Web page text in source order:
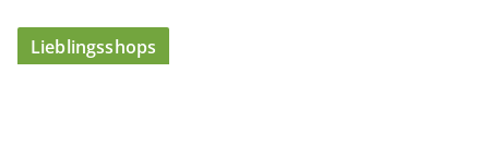
t
Lieblingsshops